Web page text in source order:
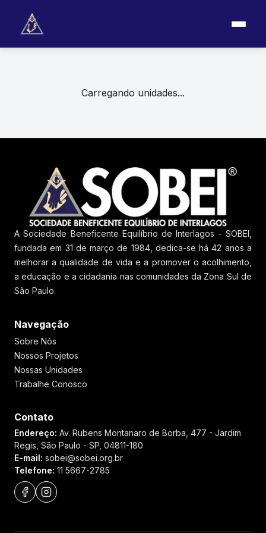
Carregando unidades...
A Sociedade Beneficente Equilíbrio de Interlagos - SOBEI,
fundada em 31 de março de 1984, dedica-se há 42 anos a
melhorar a qualidade de vida e a promover o acolhimento,
a educação e a cidadania nas comunidades da Zona Sul de
São Paulo.
Navegação
Sobre Nós
Nossos Projetos
Nossas Unidades
Trabalhe Conosco
Contato
Endereço: Av. Rubens Montanaro de Borba, 477 - Jardim
Regis, São Paulo - SP, 04811-180
E-mail: sobei@sobei.org.br
Telefone: 11 5667-2785